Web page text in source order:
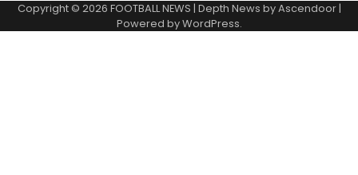
Copyright © 2026 FOOTBALL NEWS | Depth News byAscendoor|
Powered byWordPress.